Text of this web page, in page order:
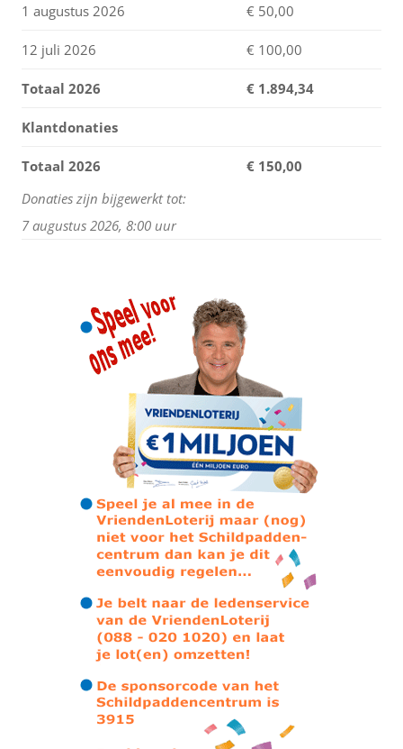
1 augustus 2026 € 50,00
12 juli 2026 € 100,00
Totaal 2026 € 1.894,34
Klantdonaties
Totaal 2026
€ 150,00
Donaties zijn bijgewerkt tot:
7 augustus 2026, 8:00 uur